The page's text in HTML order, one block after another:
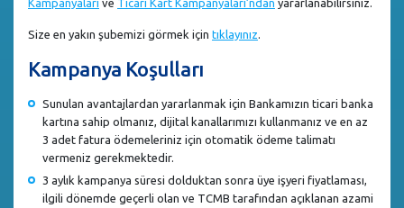
Size en yakın şubemizi görmek için tıklayınız
Kampanya Koşulları
Sunulan avantajlardan yararlanmak için Bankamızın ticari banka
kartına sahip olmanız, dijital kanallarımızı kullanmanız ve en az
3 adet fatura ödemeleriniz için otomatik ödeme talimatı
vermeniz gerekmektedir.
3 aylık kampanya süresi dolduktan sonra üye işyeri fiyatlaması,
ilgili dönemde geçerli olan ve TCMB tarafından açıklanan azami